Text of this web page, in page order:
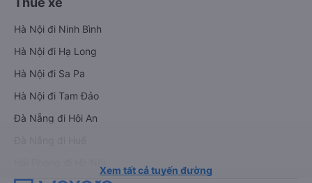
Hà Nội đi Ninh Bình
Hà Nội đi Hạ Long
Hà Nội đi Sa Pa
Hà Nội đi Tam Đảo
Đà Nẵng đi Hội An
Xem tất cả tuyến đường